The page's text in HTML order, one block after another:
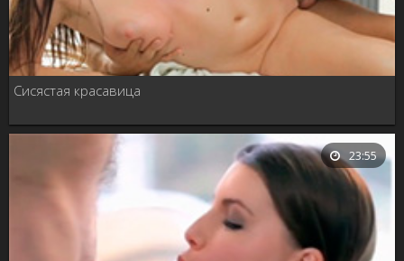
Сисястая красавица
23:55